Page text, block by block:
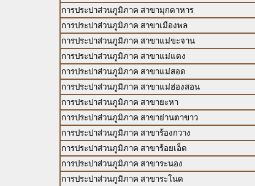
การประปาส่วนภูมิภาค สาขามุกดาหาร
การประปาส่วนภูมิภาค สาขาเมืองพล
การประปาส่วนภูมิภาค สาขาแม่ขะจาน
การประปาส่วนภูมิภาค สาขาแม่แตง
การประปาส่วนภูมิภาค สาขาแม่สอด
การประปาส่วนภูมิภาค สาขาแม่ฮ่องสอน
การประปาส่วนภูมิภาค สาขายะหา
การประปาส่วนภูมิภาค สาขาย่านตาขาว
การประปาส่วนภูมิภาค สาขาร้องกวาง
การประปาส่วนภูมิภาค สาขาร้อยเอ็ด
การประปาส่วนภูมิภาค สาขาระนอง
การประปาส่วนภูมิภาค สาขาระโนด